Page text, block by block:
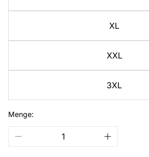
XL
XXL
3XL
Menge: